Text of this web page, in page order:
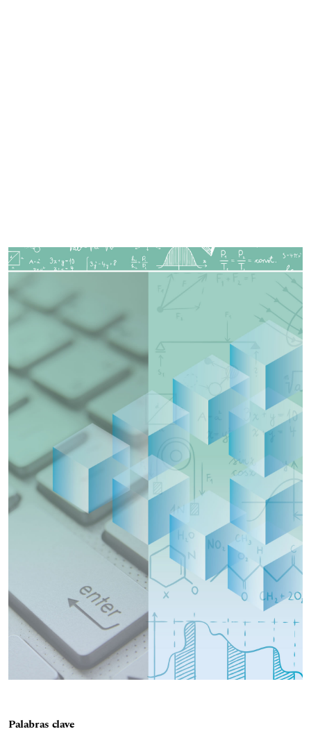
Imagen de portada
Palabras clave